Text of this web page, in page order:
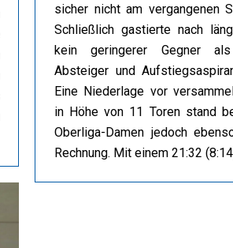
sicher nicht am vergangenen
Schließlich gastierte nach
kein geringerer Gegner
Absteiger und
Eine Niederlage vor
in Höhe von 11 Toren stand
Oberliga-Damen jedoch
Rechnung. Mit einem 21:32